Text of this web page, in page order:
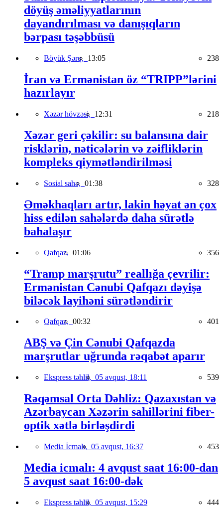
döyüş əməliyyatlarının
dayandırılması və danışıqların
bərpası təşəbbüsü
Böyük Şərq, 13:05 238
İran və Ermənistan öz “TRIPP”lərini
hazırlayır
Xəzər hövzəsi, 12:31 218
Xəzər geri çəkilir: su balansına dair
risklərin, nəticələrin və zəifliklərin
kompleks qiymətləndirilməsi
Sosial sahə, 01:38 328
Əməkhaqları artır, lakin həyat ən çox
hiss edilən sahələrdə daha sürətlə
bahalaşır
Qafqaz, 01:06 356
“Tramp marşrutu” reallığa çevrilir:
Ermənistan Cənubi Qafqazı dəyişə
biləcək layihəni sürətləndirir
Qafqaz, 00:32 401
ABŞ və Çin Cənubi Qafqazda
marşrutlar uğrunda rəqabət aparır
Ekspress təhlil, 05 avqust, 18:11 539
Rəqəmsal Orta Dəhliz: Qazaxıstan və
Azərbaycan Xəzərin sahillərini fiber-
optik xətlə birləşdirdi
Media İcmalı, 05 avqust, 16:37 453
Media icmalı: 4 avqust saat 16:00-dan
5 avqust saat 16:00-dək
Ekspress təhlil, 05 avqust, 15:29 444